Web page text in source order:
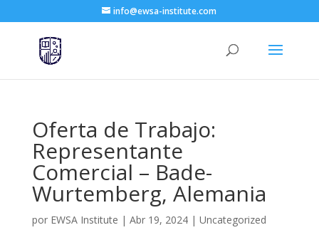
info@ewsa-institute.com
Oferta de Trabajo:
Representante
Comercial – Bade-
Wurtemberg, Alemania
por EWSA Institute | Abr 19, 2024| Uncategorized